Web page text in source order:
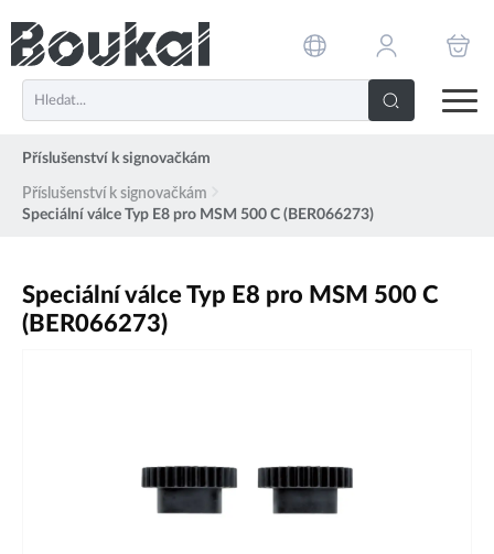
Příslušenství k signovačkám
Příslušenství k signovačkám
Speciální válce Typ E8 pro MSM 500 C (BER066273)
Speciální válce Typ E8 pro MSM 500 C
(BER066273)